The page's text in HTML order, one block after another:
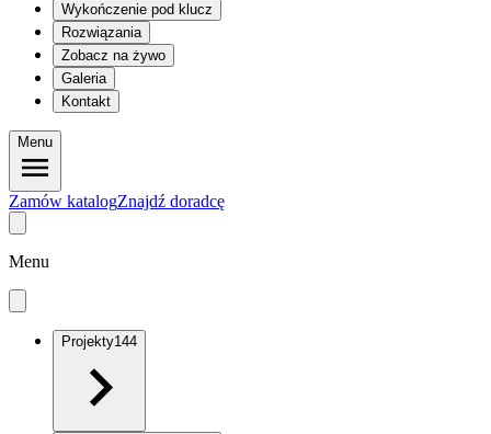
Wykończenie pod klucz
Rozwiązania
Zobacz na żywo
Galeria
Kontakt
Menu
Zamów katalogZnajdź doradcę
Menu
Projekty144